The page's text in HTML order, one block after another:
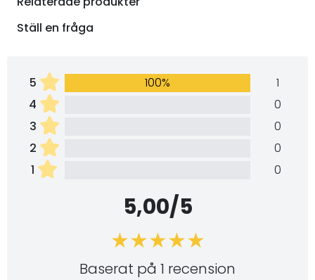
Ställ en fråga
5 100%
1
4
0
3
0
2
0
1
0
5,00/5
Baserat på 1 recension